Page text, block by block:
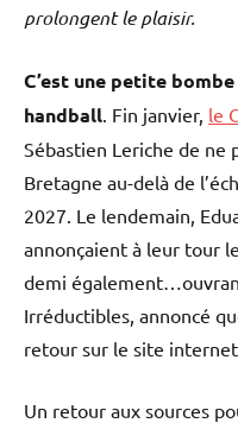
prolongent le plaisir.
C’est une petite
handball . Fin janvier, le
Sébastien Leriche de ne
Bretagne au-delà de
2027. Le lendemain,
annonçaient à leur tour
demi
Irréductibles, annoncé
retour sur le site internet
Un retour aux sources